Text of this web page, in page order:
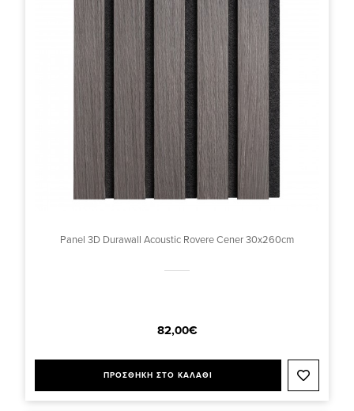
Panel 3D Durawall Acoustic Rovere Cener 30x260cm
82,00€
ΠΡΟΣΘΗΚΗ ΣΤΟ ΚΑΛΑΘΙ